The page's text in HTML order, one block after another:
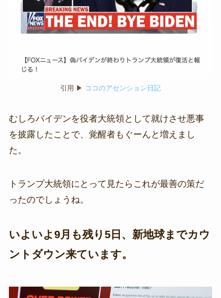
引用 ▶ ココのアセンション日記
むしろバイデンを役者大統領として就けさせ悪事
を披露したことで、覚醒者もぐーんと増えまし
た。
トランプ大統領にとって見たらこれが最善の策だ
ったのでしょうね。
いよいよ9月も残り5日、新地球までカウ
ントダウン来ています。